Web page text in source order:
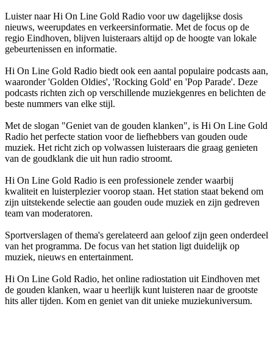
Luister naar Hi On Line Gold Radio voor uw dagelijkse dosis
nieuws, weerupdates en verkeersinformatie. Met de focus op de
regio Eindhoven, blijven luisteraars altijd op de hoogte van lokale
gebeurtenissen en informatie.
Hi On Line Gold Radio biedt ook een aantal populaire podcasts aan,
waaronder 'Golden Oldies', 'Rocking Gold' en 'Pop Parade'. Deze
podcasts richten zich op verschillende muziekgenres en belichten de
beste nummers van elke stijl.
Met de slogan "Geniet van de gouden klanken", is Hi On Line Gold
Radio het perfecte station voor de liefhebbers van gouden oude
muziek. Het richt zich op volwassen luisteraars die graag genieten
van de goudklank die uit hun radio stroomt.
Hi On Line Gold Radio is een professionele zender waarbij
kwaliteit en luisterplezier voorop staan. Het station staat bekend om
zijn uitstekende selectie aan gouden oude muziek en zijn gedreven
team van moderatoren.
Sportverslagen of thema's gerelateerd aan geloof zijn geen onderdeel
van het programma. De focus van het station ligt duidelijk op
muziek, nieuws en entertainment.
Hi On Line Gold Radio, het online radiostation uit Eindhoven met
de gouden klanken, waar u heerlijk kunt luisteren naar de grootste
hits aller tijden. Kom en geniet van dit unieke muziekuniversum.